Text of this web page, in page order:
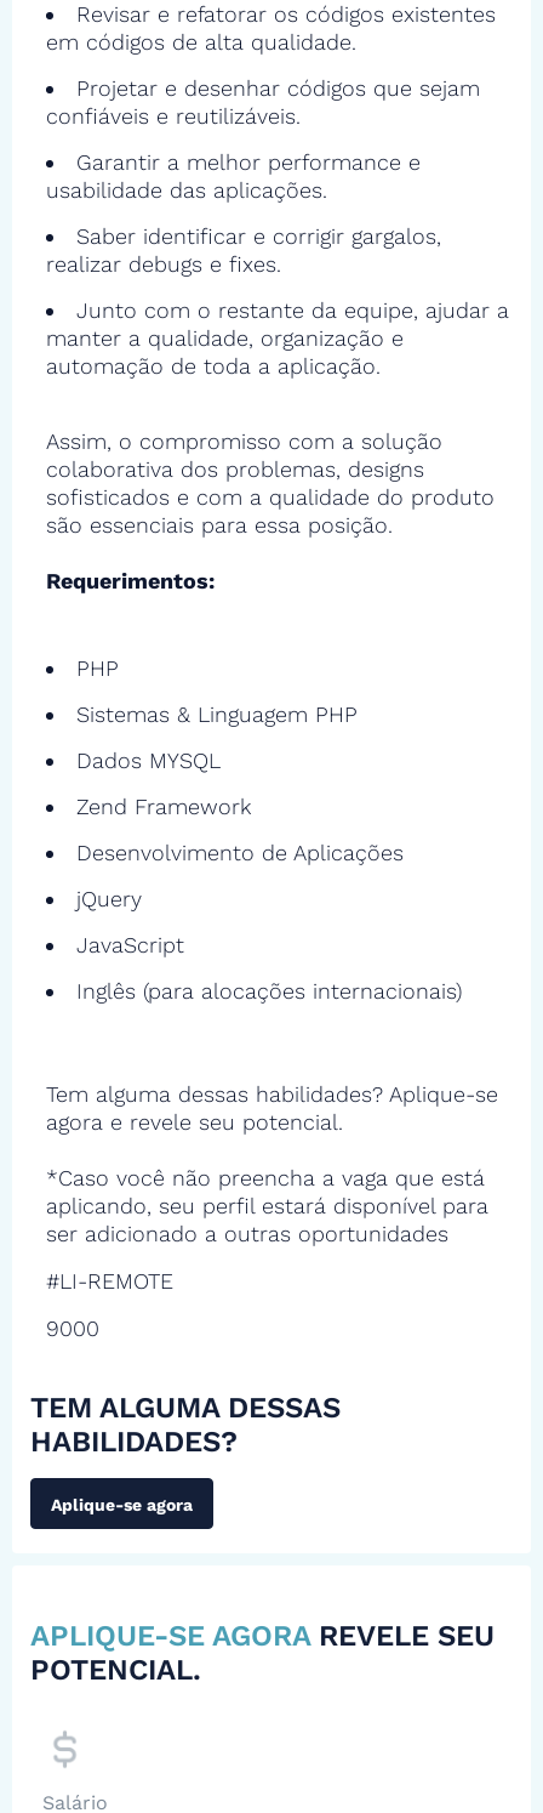
Revisar e refatorar os códigos existentes
em códigos de alta qualidade.
Projetar e desenhar códigos que sejam
confiáveis e reutilizáveis.
Garantir a melhor performance e
usabilidade das aplicações.
Saber identificar e corrigir gargalos,
realizar debugs e fixes.
Junto com o restante da equipe, ajudar a
manter a qualidade, organização e
automação de toda a aplicação.
Assim, o compromisso com a solução
colaborativa dos problemas, designs
sofisticados e com a qualidade do produto
são essenciais para essa posição.
Requerimentos:
PHP
Sistemas & Linguagem PHP
Dados MYSQL
Zend Framework
Desenvolvimento de Aplicações
jQuery
JavaScript
Inglês (para alocações internacionais)
Tem alguma dessas habilidades? Aplique-se
agora e revele seu potencial.
*Caso você não preencha a vaga que está
aplicando, seu perfil estará disponível para
ser adicionado a outras oportunidades
#LI-REMOTE
9000
TEM ALGUMA DESSAS
HABILIDADES?
Aplique-se agora
APLIQUE-SE AGORA REVELE SEU
POTENCIAL.
Salário